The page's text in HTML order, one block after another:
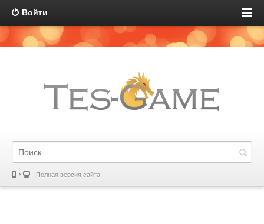
Войти
Полная версия сайта